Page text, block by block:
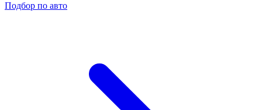
Подбор по авто